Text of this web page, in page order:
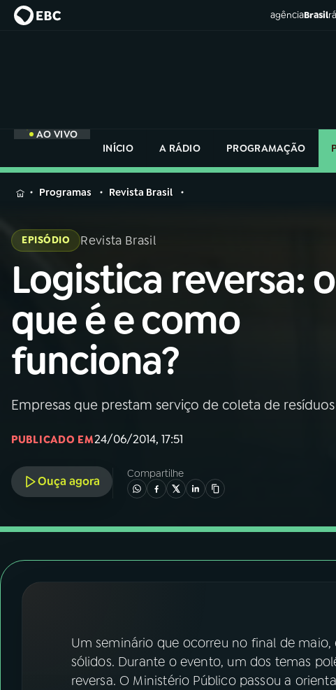
agênciaBrasil
AO VIVO
INÍCIO
A RÁDIO PROGRAMAÇÃO
MENU
na
Rádio
Nacional
01INÍCIO
03PROGRAMAÇÃO
PROGRAMAS
FESTIVAL DE MÚSICA
na
Rádio
Programas Revista Brasil
EPISÓDIO Revista Brasil
Logistica reversa: o
que é e como
funciona?
Empresas que prestam serviço de coleta de
PUBLICADO EM24/06/2014, 17:51
Ouça agora
Compartilhe
Um seminário que ocorreu no final de maio,
sólidos. Durante o evento, um dos temas
reversa. O Ministério Público passou a